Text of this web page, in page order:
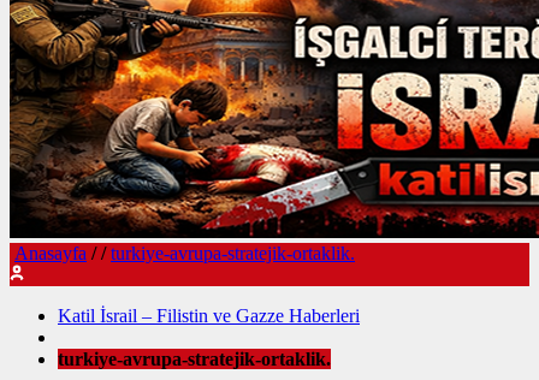
Anasayfa / / turkiye-avrupa-stratejik-ortaklik.
Katil İsrail – Filistin ve Gazze Haberleri
turkiye-avrupa-stratejik-ortaklik.